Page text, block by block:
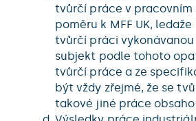
tvůrčí práce v pracovním
poměru k MFF UK,
tvůrčí práci
subjekt podle tohoto
tvůrčí práce a ze
být vždy zřejmé, že se
takové jiné práce